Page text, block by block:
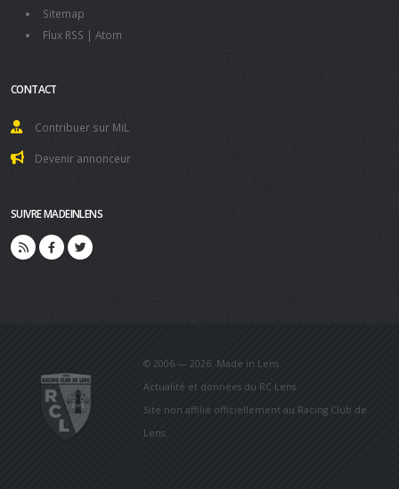
Sitemap
Flux RSS | Atom
CONTACT
Contribuer sur MiL
Devenir annonceur
SUIVRE MADEINLENS
© 2006 — 2026. Made in Lens.
Actualité et données du RC Lens.
Site non affilié officiellement au Racing Club de
Lens.